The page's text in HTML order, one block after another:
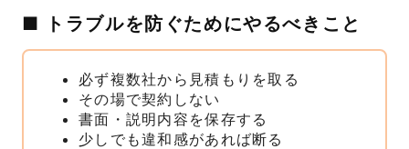
■ トラブルを防ぐためにやるべきこと
必ず複数社から見積もりを取る
その場で契約しない
書面・説明内容を保存する
少しでも違和感があれば断る